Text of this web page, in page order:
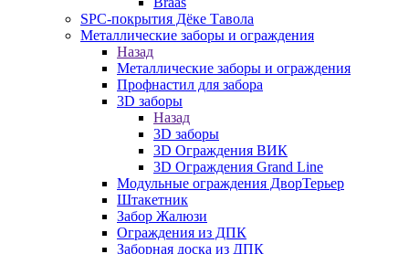
SPC-покрытия Дёке Тавола
Металлические заборы и ограждения
Назад
Металлические заборы и ограждения
Профнастил для забора
3D заборы
Назад
3D заборы
3D Ограждения ВИК
3D Ограждения Grand Line
Модульные ограждения ДворТерьер
Штакетник
Забор Жалюзи
Ограждения из ДПК
Заборная доска из ДПК